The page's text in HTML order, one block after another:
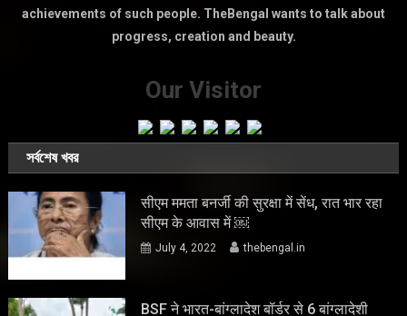
achievements of such people. TheBengal wants to talk about
progress, creation and beauty.
Our Visitor
সর্বশেষ খবর
सीएम ममता बनर्जी की सुरक्षा में सेंध, रात भार रहा
सीएम के आवास में ￼
July 4, 2022 thebengal.in
BSF ने भारत-बांग्लादेश बॉर्डर से 6 बांग्लादेशी